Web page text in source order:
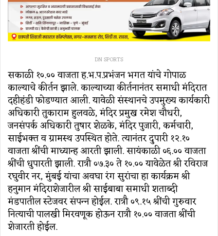
DN SPORTS
सकाळी १०.०० वाजता ह.भ.प.प्रभंजन भगत यांचे गोपाळ
काल्‍याचे कीर्तन झाले. काल्‍याच्‍या कीर्तनानंतर समाधी मंदिरात
दहीहंडी फोडण्‍यात आली. यावेळी संस्‍थानचे उपमुख्‍य कार्यकारी
अधिकारी तुकाराम हुलवळे, मंदिर प्रमुख रमेश चौधरी,
जनसंपर्क अधिकारी तुषार शेळके, मंदिर पुजारी, कर्मचारी,
साईभक्‍त व ग्रामस्‍थ उपस्थित होते. त्‍यानंतर दुपारी १२.१०
वाजता श्रींची माध्‍यान्‍ह आरती झाली. सायंकाळी ०६.०० वाजता
श्रींची धुपारती झाली. रात्रौ ०७.३० ते १०.०० यावेळेत श्री रविराज
रघुवीर नर, मुंबई यांचा अवघा रंग सुरांचा हा कार्यक्रम श्री
हनुमान मंदिराशेजारील श्री साईबाबा समाधी शताब्‍दी
मंडपातील स्‍टेजवर संपन्‍न होईल. रात्रौ ०९.१५ श्रींची गुरुवार
नित्‍याची पालखी मिरवणूक होऊन रात्रौ १०.०० वाजता श्रींची
शेजारती होईल.